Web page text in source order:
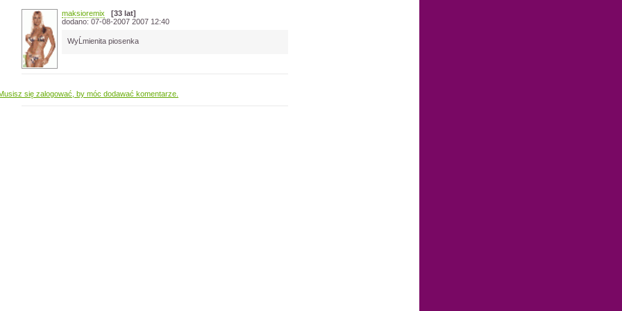
maksioremix [33 lat]
dodano: 07-08-2007 2007 12:40
WyĹmienita piosenka
się zalogować, by móc dodawać komentarze.